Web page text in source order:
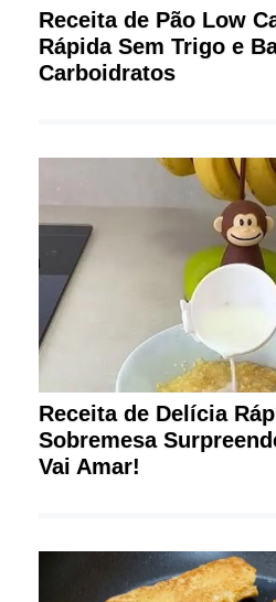
Receita de Pão Low
Rápida Sem Trigo e
Carboidratos
Receita de Delícia
Sobremesa
Vai Amar!